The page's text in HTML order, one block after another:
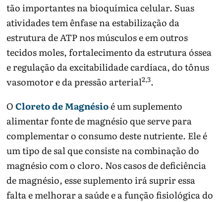
tão importantes na bioquímica celular. Suas
atividades tem ênfase na estabilização da
estrutura de ATP nos músculos e em outros
tecidos moles, fortalecimento da estrutura óssea
e regulação da excitabilidade cardíaca, do tônus
vasomotor e da pressão arterial2,3.
OCloreto de Magnésioé um suplemento
alimentar fonte de magnésio que serve para
complementar o consumo deste nutriente. Ele é
um tipo de sal que consiste na combinação do
magnésio com o cloro. Nos casos de deficiência
de magnésio, esse suplemento irá suprir essa
falta e melhorar a saúde e a função fisiológica do